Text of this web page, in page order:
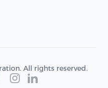
All rights reserved.